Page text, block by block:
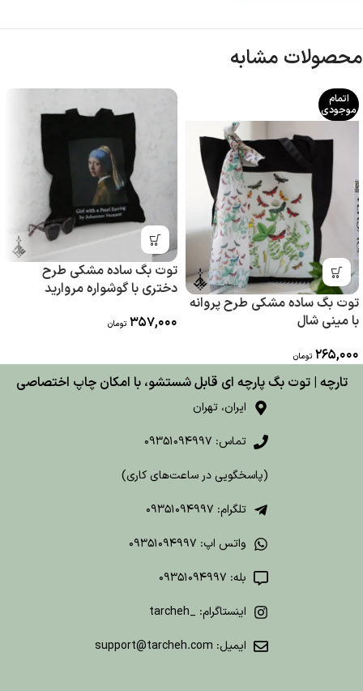
محصولات مشابه
اتمام
موجودی
توت بگ ساده مشکی طرح پروانه
با مینی شال
265,000 تومان
توت بگ ساده مشکی طرح
دختری با گوشواره مروارید
357,000 تومان
تارچه | توت بگ پارچه ای قابل شستشو، با امکان چاپ اختصاصی
ایران، تهران
تماس: 09351094997
(پاسخگویی در ساعت‌های کاری)
تلگرام: 09351094997
واتس اپ: 09351094997
بله: 09351094997
اینستاگرام: _tarcheh
ایمیل: support@tarcheh.com